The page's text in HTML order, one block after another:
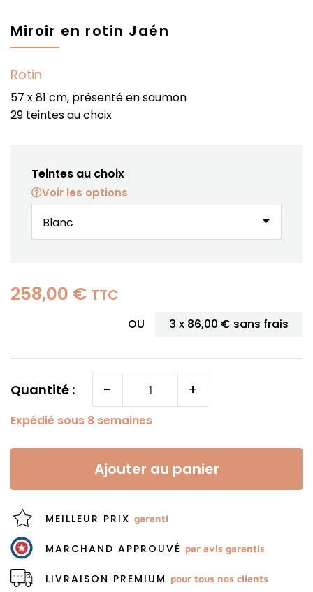
Miroir en rotin Jaén
Rotin
57 x 81 cm, présenté en saumon
29 teintes au choix
Teintes au choix
Voir les options
arrow_drop_down
258,00 € TTC
OU 3 x 86,00 € sans frais
Quantité : - +
Expédié sous 8 semaines
Ajouter au panier
MEILLEUR PRIX garanti
MARCHAND APPROUVÉ par avis garantis
LIVRAISON PREMIUM pour tous nos clients